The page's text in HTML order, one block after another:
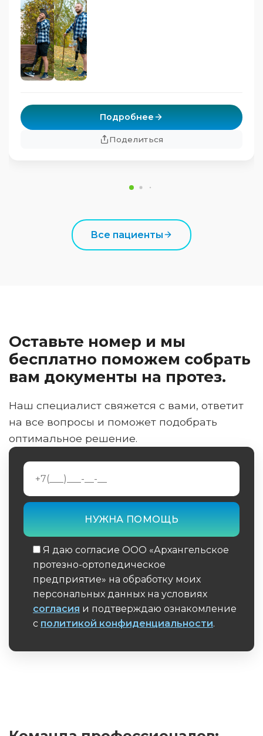
Подробнее
Поделиться
Все пациенты
Оставьте номер и мы
бесплатно поможем собрать
вам документы на протез.
Наш специалист свяжется с вами, ответит
на все вопросы и поможет подобрать
оптимальное решение.
Я даю согласие ООО «Архангельское
протезно-ортопедическое
предприятие» на обработку моих
персональных данных на условиях
согласия и подтверждаю ознакомление
с политикой конфиденциальности.